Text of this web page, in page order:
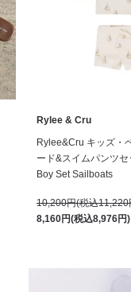
Rylee & Cru
Rylee&Cru キッズ・
ード&スイムパンツ
Boy Set Sailboats
10,200円(税込11,220
8,160円(税込8,976円)